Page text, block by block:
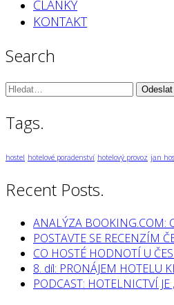
ČLÁNKY
KONTAKT
Search
Vyhledávání:
Tags.
hostel hotelové poradenství hotelový provoz jan
Recent Posts.
ANALÝZA BOOKING.COM:
POSTAVTE SE RECENZÍM
CO HOSTÉ HODNOTÍ U
8. díl: PRONÁJEM HOTELU
PODCAST: HOTELNICTVÍ